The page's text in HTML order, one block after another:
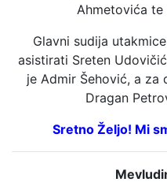
Ahmetovića te
Glavni sudija
asistirati Sreten
je Admir Šehović, a za
Dragan
Sretno Željo! Mi